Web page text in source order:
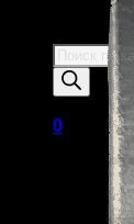
Поиск
товаров
0